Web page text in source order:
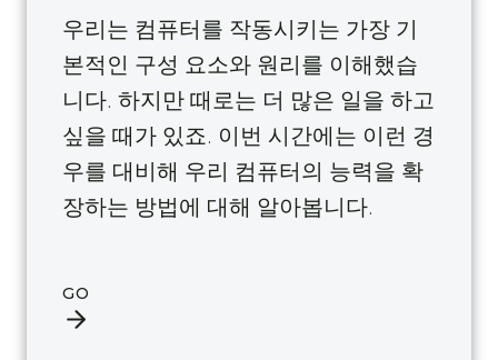
우리는 컴퓨터를 작동시키는 가장 기
본적인 구성 요소와 원리를 이해했습
니다. 하지만 때로는 더 많은 일을 하고
싶을 때가 있죠. 이번 시간에는 이런 경
우를 대비해 우리 컴퓨터의 능력을 확
장하는 방법에 대해 알아봅니다.
GO